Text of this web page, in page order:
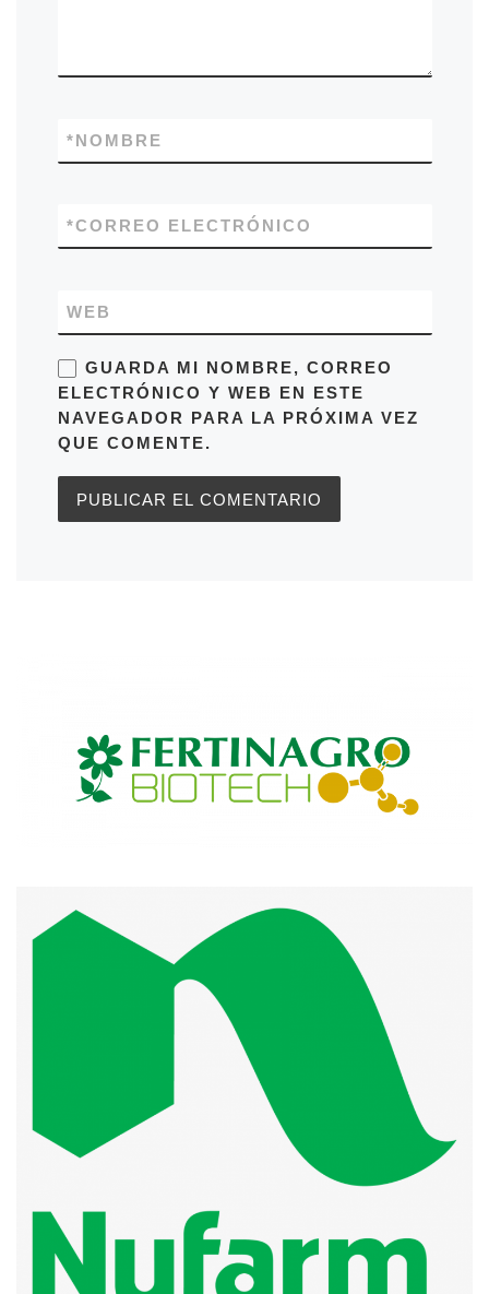
NOMBRE
*
CORREO ELECTRÓNICO
*
WEB
GUARDA MI NOMBRE, CORREO
ELECTRÓNICO Y WEB EN ESTE
NAVEGADOR PARA LA PRÓXIMA VEZ
QUE COMENTE.